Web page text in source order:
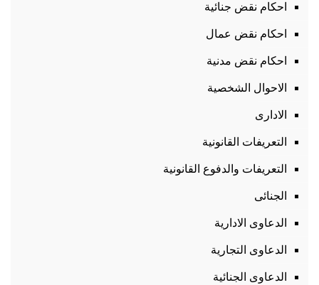
احكام نقض جنائية
احكام نقض عمال
احكام نقض مدنية
الاحوال الشخصية
الادارى
التعريفات القانونية
التعريفات والدفوع القانونية
الجنائى
الدعاوى الادارية
الدعاوى التجارية
الدعاوى الجنائية